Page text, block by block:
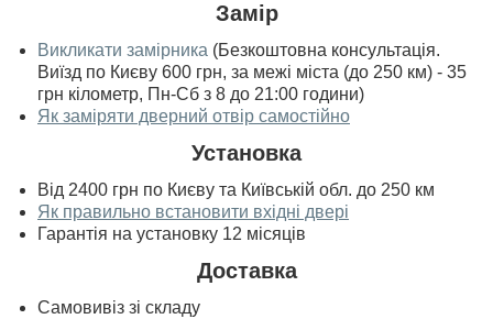
Замір
Викликати замірника (Безкоштовна консультація.
Виїзд по Києву 600 грн, за межі міста (до 250 км) - 35
грн кілометр, Пн-Сб з 8 до 21:00 години)
Як заміряти дверний отвір самостійно
Установка
Від 2400 грн по Києву та Київській обл. до 250 км
Як правильно встановити вхідні двері
Гарантія на установку 12 місяців
Доставка
Самовивіз зі складу